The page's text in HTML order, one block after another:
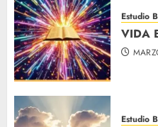
Estudio
VIDA
Estudio